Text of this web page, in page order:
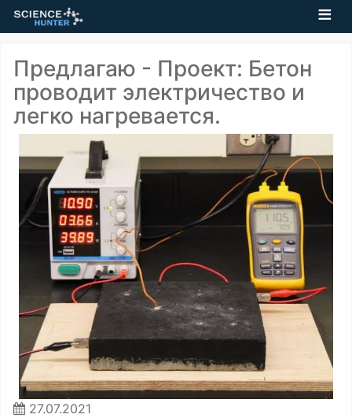
Предлагаю - Проект: Бетон
проводит электричество и
легко нагревается.
27.07.2021